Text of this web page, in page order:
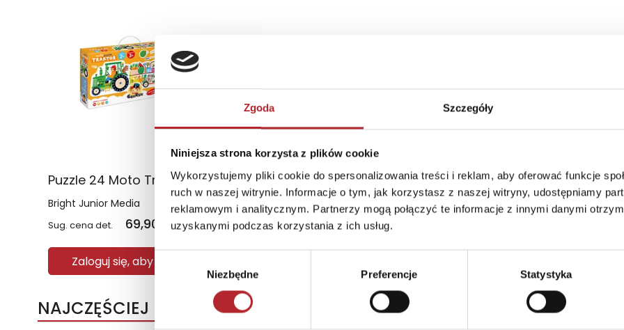
Zgoda Szczegóły
Niniejsza strona korzysta z plików cookie
Wykorzystujemy pliki cookie do spersonalizowania treści i reklam, aby oferować funkcje
ruch w naszej witrynie. Informacje o tym, jak korzystasz z naszej witryny, udostępniamy
reklamowym i analitycznym. Partnerzy mogą połączyć te informacje z innymi danymi
uzyskanymi podczas korzystania z ich usług.
zgody
Niezbędne Preferencje Statystyka
Puzzle 24 Moto Traktor CzuCzu
Bright Junior Media
Sug. cena det. 69,90 (brutto)
Zaloguj się, aby kupić
NAJCZĘŚCIEJ KUPOWANE